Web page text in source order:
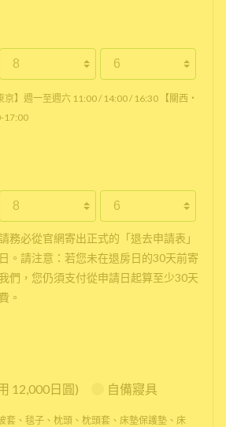
】週一至週六 11:00 / 14:00 / 16:30 【關西・
17:00
務必從官網寄出正式的「退去申請表」
。請注意：若您未在退房日的30天前寄
們，您仍須支付從申請日起算至少30天
。
12,000日圓) 自備寢具
套、毯子、枕頭、枕頭套、床墊保護墊、床